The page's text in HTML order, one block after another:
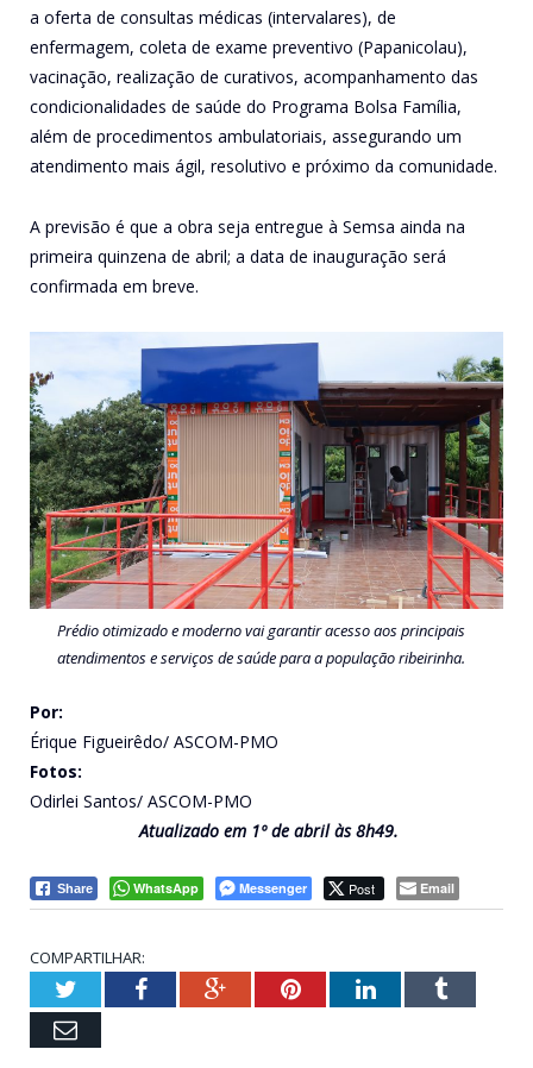
a oferta de consultas médicas (intervalares), de
enfermagem, coleta de exame preventivo (Papanicolau),
vacinação, realização de curativos, acompanhamento das
condicionalidades de saúde do Programa Bolsa Família,
além de procedimentos ambulatoriais, assegurando um
atendimento mais ágil, resolutivo e próximo da comunidade.
A previsão é que a obra seja entregue à Semsa ainda na
primeira quinzena de abril; a data de inauguração será
confirmada em breve.
Prédio otimizado e moderno vai garantir acesso aos principais
atendimentos e serviços de saúde para a população ribeirinha.
Por:
Érique Figueirêdo/ ASCOM-PMO
Fotos:
Odirlei Santos/ ASCOM-PMO
Atualizado em 1º de abrilàs 8h49.
Share WhatsApp Messenger Post Email
COMPARTILHAR:
TwitterFacebookGoogle+PinterestLinkedInTumblr
Email